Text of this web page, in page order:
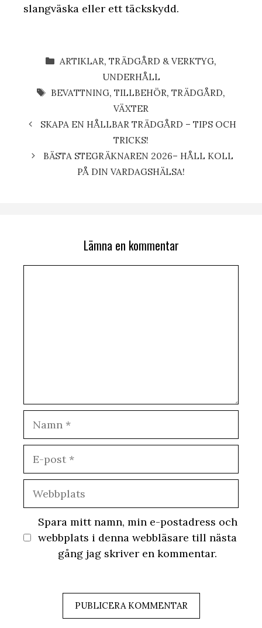
slangväska eller ett täckskydd.
KATEGORIER
ARTIKLAR,TRÄDGÅRD & VERKTYG,
UNDERHÅLL
ETIKETTER
BEVATTNING,TILLBEHÖR,TRÄDGÅRD,
VÄXTER
SKAPA EN HÅLLBAR TRÄDGÅRD – TIPS OCH
TRICKS!
BÄSTA STEGRÄKNAREN 2026– HÅLL KOLL
PÅ DIN VARDAGSHÄLSA!
Lämna en kommentar
Spara mitt namn, min e-postadress och
webbplats i denna webbläsare till nästa
gång jag skriver en kommentar.